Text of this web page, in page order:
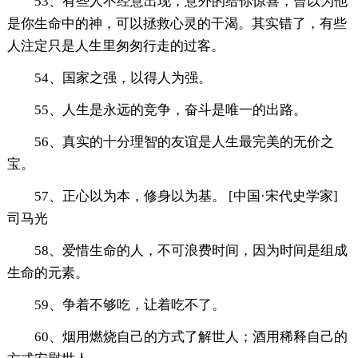
是你生命中的神，可以拯救心灵的干渴。其实错了，有些
人注定只是人生里匆匆行走的过客。
54、国家之强，以得人为强。
55、人生是永远的竞争，奋斗是唯一的出路。
56、真实的十分理智的友谊是人生最完美的无价之
宝。
57、正心以为本，修身以为基。 [中国·宋代史学家]
司马光
58、爱惜生命的人，不可浪费时间，因为时间是组成
生命的元素。
59、争着不够吃，让着吃不了。
60、烟用燃烧自己的方式了解世人；酒用稀释自己的